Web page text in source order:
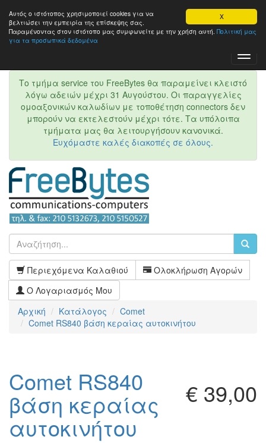
X
Αυτός ο ιστότοπος χρησιμοποιεί cookies για να
βελτιώσει την εμπειρία της επίσκεψης σας.
Παραμένοντας στον ιστότοπo μας συμφωνείτε με την χρήση αυτή. Πολιτική μας
για τα προσωπικά δεδομένα
Το τμήμα service του FreeBytes θα παραμείνει κλειστό
λόγω αδειών μέχρι 31 Αυγούστου. Οι παραγγελίες
ομοαξονικών καλωδίων με τοποθέτηση connectors δεν
μπορούν να εκτελεστούν μέχρι τότε. Τα υπόλοιπα
τμήματα μας θα λειτουργήσουν κανονικά.
Ευχόμαστε καλές διακοπές σε όλους.
Περιεχόμενα Καλαθιού
Ολοκλήρωση Αγορών
Ο Λογαριασμός Μου
Αρχική
Κατάλογος
Comet
Comet RS840 βάση κεραίας αυτοκινήτου
€ 39,00
Comet RS840
βάση κεραίας
αυτοκινήτου